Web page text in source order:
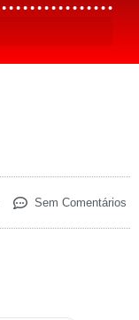
Sem Comentários